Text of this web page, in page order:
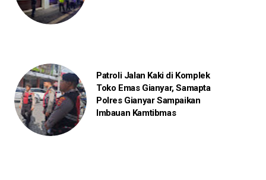
Patroli Jalan Kaki di Komplek
Toko Emas Gianyar, Samapta
Polres Gianyar Sampaikan
Imbauan Kamtibmas